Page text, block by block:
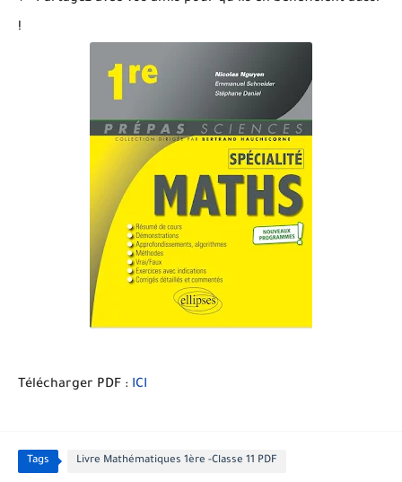
!
Télécharger PDF : ICI
Tags Livre Mathématiques 1ère -Classe 11 PDF